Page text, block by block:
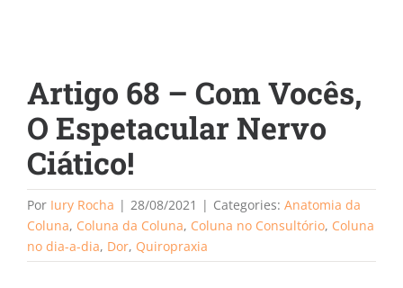
Artigo 68 – Com Vocês,
O Espetacular Nervo
Ciático!
Por Iury Rocha | 28/08/2021 | Categories: Anatomia da
Coluna, Coluna da Coluna, Coluna no Consultório, Coluna
no dia-a-dia, Dor, Quiropraxia